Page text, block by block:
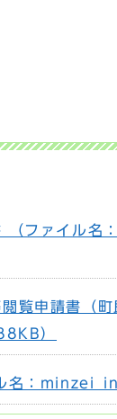
（ファイル
覧申請書（
）
名：